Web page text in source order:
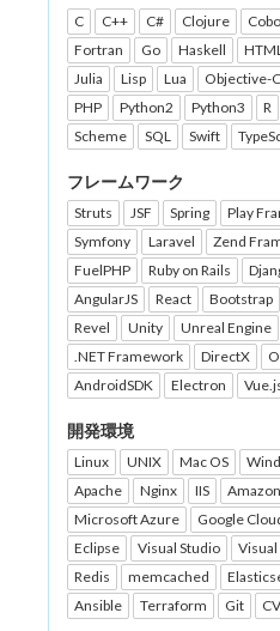
C C++ C# Clojure
Fortran
Go Haskell
Julia
Lisp Lua Objective-C
PHP
Python2 Python3 R
Scheme
SQL Swift
フレームワーク
Struts JSF Spring Play
Symfony
Laravel Zend
FuelPHP
Ruby on Rails
AngularJS
React Bootstrap
Revel
Unity Unreal Engine
.NET Framework
DirectX
AndroidSDK
Electron
開発環境
Linux UNIX Mac OS
Apache
Nginx IIS
Microsoft Azure
Google
Eclipse
Visual Studio Visual
Redis
memcached
Ansible
Terraform Git